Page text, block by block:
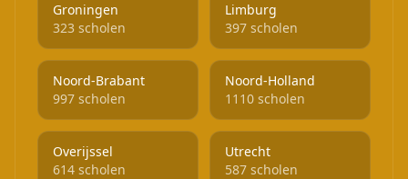
Groningen
323 scholen
Limburg
397 scholen
Noord-Brabant
997 scholen
Noord-Holland
1110 scholen
Overijssel
614 scholen
Utrecht
587 scholen